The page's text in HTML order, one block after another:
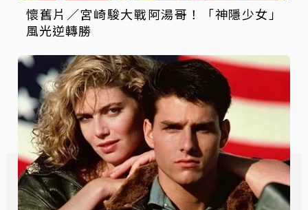
懷舊片／宮崎駿大戰阿湯哥！「神隱少女」
風光逆轉勝